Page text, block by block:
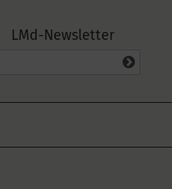
LMd-Newsletter